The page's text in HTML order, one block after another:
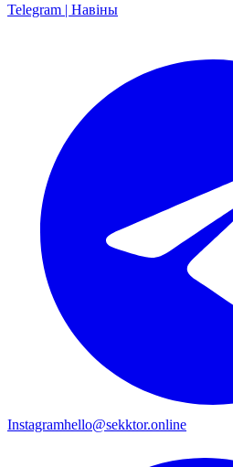
Telegram | Навіны
Instagramhello@sekktor.online